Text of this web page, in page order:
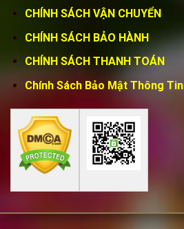
CHÍNH SÁCH VẬN CHUYỂN
CHÍNH SÁCH BẢO HÀNH
CHÍNH SÁCH THANH TOÁN
Chính Sách Bảo Mật Thông Tin